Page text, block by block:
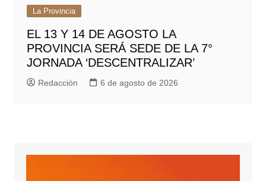
La Provincia
EL 13 Y 14 DE AGOSTO LA
PROVINCIA SERÁ SEDE DE LA 7°
JORNADA ‘DESCENTRALIZAR’
Redacción 6 de agosto de 2026